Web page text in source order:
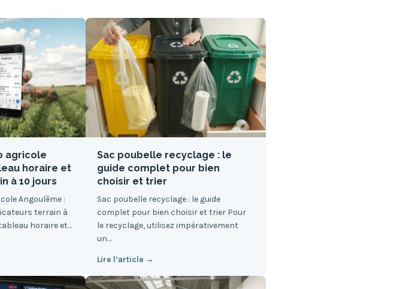
agricole
horaire et
à 10 jours
Angoulême :
terrain à
horaire et…
Sac poubelle recyclage : le
guide complet pour bien
choisir et trier
Sac poubelle recyclage : le guide
complet pour bien choisir et trier Pour
le recyclage, utilisez impérativement
un…
Lire l’article →